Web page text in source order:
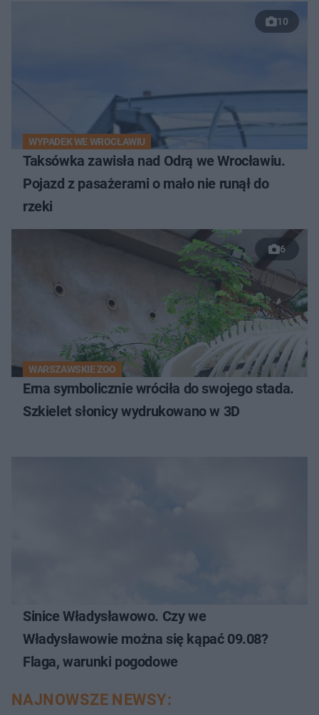
10
WYPADEK WE WROCŁAWIU
Taksówka zawisła nad Odrą we Wrocławiu.
Pojazd z pasażerami o mało nie runął do
rzeki
6
WARSZAWSKIE ZOO
Erna symbolicznie wróciła do swojego stada.
Szkielet słonicy wydrukowano w 3D
Sinice Władysławowo. Czy we
Władysławowie można się kąpać 09.08?
Flaga, warunki pogodowe
NAJNOWSZE NEWSY: